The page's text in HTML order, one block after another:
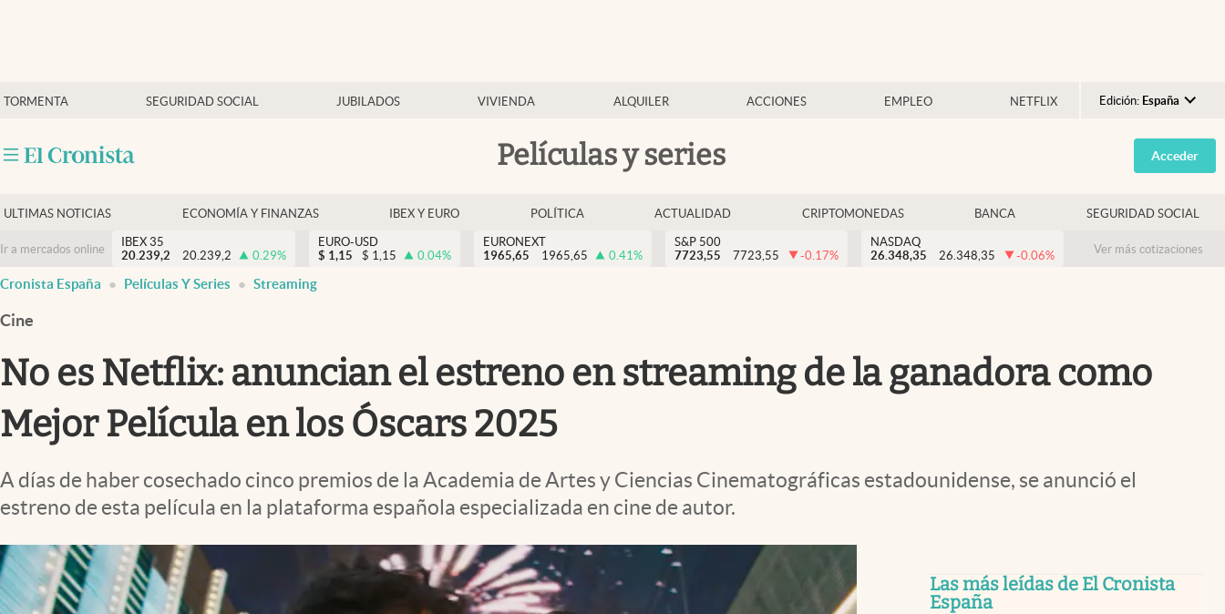
TORMENTA SEGURIDAD SOCIAL JUBILADOS VIVIENDA ALQUILER ACCIONES EMPLEO NETFLIX Edición: España
Argentina
España
USA
Colombia
Películas y series
Economía y finanzas
Criptomonedas
Acceder
ULTIMAS NOTICIAS ECONOMÍA Y FINANZAS IBEX Y EURO POLÍTICA ACTUALIDAD CRIPTOMONEDAS BANCA SEGURIDAD SOCIAL
Ir a mercados online
IBEX 35
20.239,2
20.239,2 0.29%
EURO-USD
$ 1,15 $ 1,15 0.04%
EURONEXT
1965,65
1965,65 0.41%
S&P 500
7723,55
7723,55 -0.17%
NASDAQ
26.348,35
26.348,35 -0.06% Ver más cotizaciones
Cronista España Películas Y Series Streaming
Cine
No es Netflix: anuncian el estreno en streaming de la ganadora como
Mejor Película en los Óscars 2025
A días de haber cosechado cinco premios de la Academia de Artes y Ciencias Cinematográficas estadounidense, se anunció el
estreno de esta película en la plataforma española especializada en cine de autor.
Las más leídas de El Cronista
España